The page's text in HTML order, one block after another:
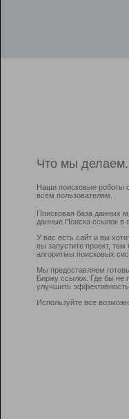
Что мы делаем.
Наши поисковые роботы
всем пользователям.
Поисковая база данных
данные Поиска ссылок в
У вас есть сайт и вы
вы запустите проект,
алгоритмы поисковых
Мы предоставляем
Биржу ссылок. Где бы не
улучшить эффективность
Используйте все